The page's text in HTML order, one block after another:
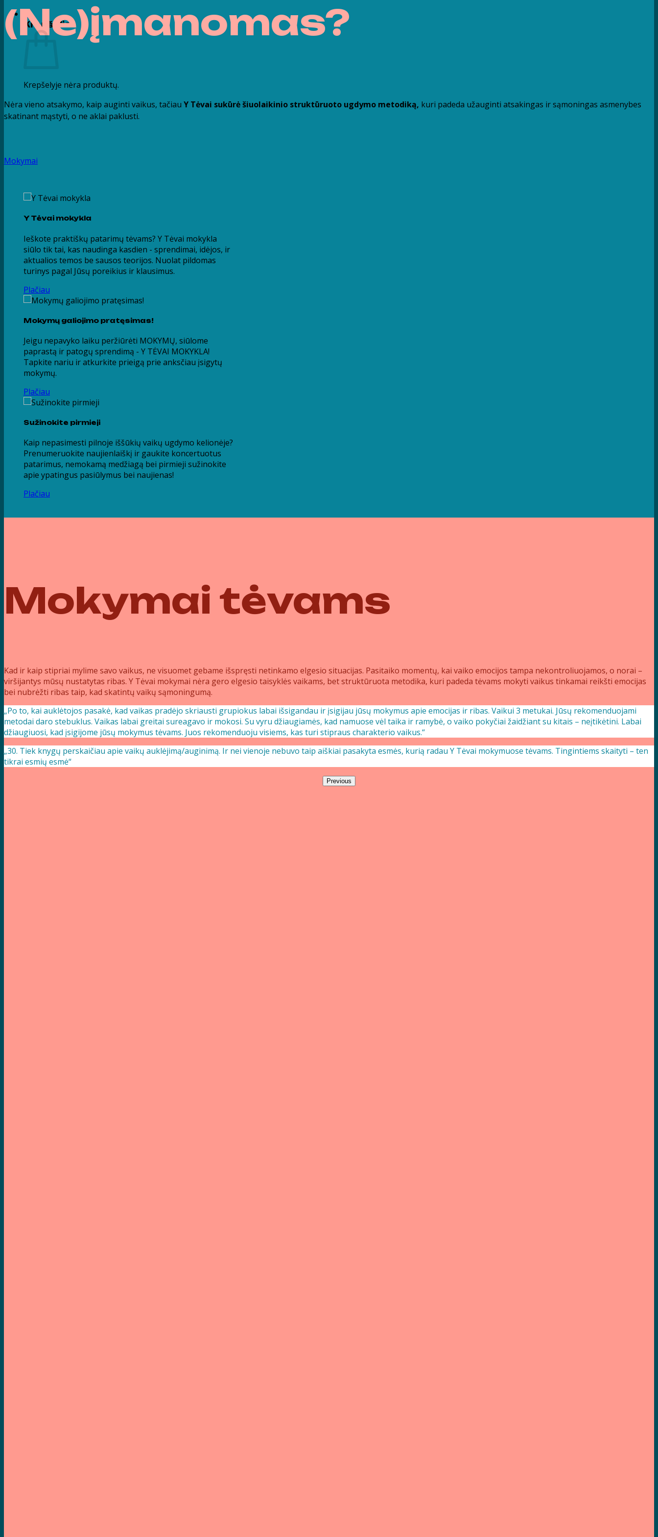
Krepšelis
Krepšelyje nėra produktų.
(Ne)įmanomas?
Nėra vieno atsakymo, kaip auginti vaikus, tačiau Y Tėvai sukūrė šiuolaikinio struktūruoto ugdymo metodiką, kuri padeda užauginti atsakingas ir sąmoningas asmenybes
skatinant mąstyti, o ne aklai paklusti.
Mokymai
Y Tėvai mokykla
Ieškote praktiškų patarimų tėvams? Y Tėvai mokykla
siūlo tik tai, kas naudinga kasdien - sprendimai, idėjos, ir
aktualios temos be sausos teorijos. Nuolat pildomas
turinys pagal Jūsų poreikius ir klausimus.
Plačiau
Mokymų galiojimo pratęsimas!
Jeigu nepavyko laiku peržiūrėti MOKYMŲ, siūlome
paprastą ir patogų sprendimą - Y TĖVAI MOKYKLA!
Tapkite nariu ir atkurkite prieigą prie anksčiau įsigytų
mokymų.
Plačiau
Sužinokite pirmieji
Kaip nepasimesti pilnoje iššūkių vaikų ugdymo kelionėje?
Prenumeruokite naujienlaiškį ir gaukite koncertuotus
patarimus, nemokamą medžiagą bei pirmieji sužinokite
apie ypatingus pasiūlymus bei naujienas!
Plačiau
Mokymai tėvams
Kad ir kaip stipriai mylime savo vaikus, ne visuomet gebame išspręsti netinkamo elgesio situacijas. Pasitaiko momentų, kai vaiko emocijos tampa nekontroliuojamos, o norai –
viršijantys mūsų nustatytas ribas. Y Tėvai mokymai nėra gero elgesio taisyklės vaikams, bet struktūruota metodika, kuri padeda tėvams mokyti vaikus tinkamai reikšti emocijas
bei nubrėžti ribas taip, kad skatintų vaikų sąmoningumą.
„Po to, kai auklėtojos pasakė, kad vaikas pradėjo skriausti grupiokus labai išsigandau ir įsigijau jūsų mokymus apie emocijas ir ribas. Vaikui 3 metukai. Jūsų rekomenduojami
metodai daro stebuklus. Vaikas labai greitai sureagavo ir mokosi. Su vyru džiaugiamės, kad namuose vėl taika ir ramybė, o vaiko pokyčiai žaidžiant su kitais – neįtikėtini. Labai
džiaugiuosi, kad įsigijome jūsų mokymus tėvams. Juos rekomenduoju visiems, kas turi stipraus charakterio vaikus.“
„30. Tiek knygų perskaičiau apie vaikų auklėjimą/auginimą. Ir nei vienoje nebuvo taip aiškiai pasakyta esmės, kurią radau Y Tėvai mokymuose tėvams. Tingintiems skaityti – ten
tikrai esmių esmė“
Previous